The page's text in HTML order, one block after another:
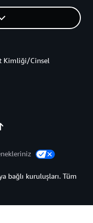
Kimliği/Cinsel
bağlı kuruluşları. Tüm